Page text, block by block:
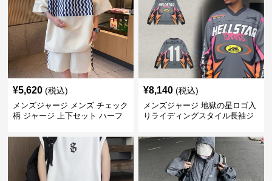
¥5,620 (税込)
メンズジャージ メンズ チェック
柄 ジャージ 上下セット ハーフ
¥8,140 (税込)
メンズジャージ 地獄の星ロゴ入
りライディングスタイル長袖ジ